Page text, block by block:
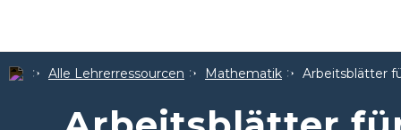
Alle Lehrerressourcen Mathematik Arbeitsblätter